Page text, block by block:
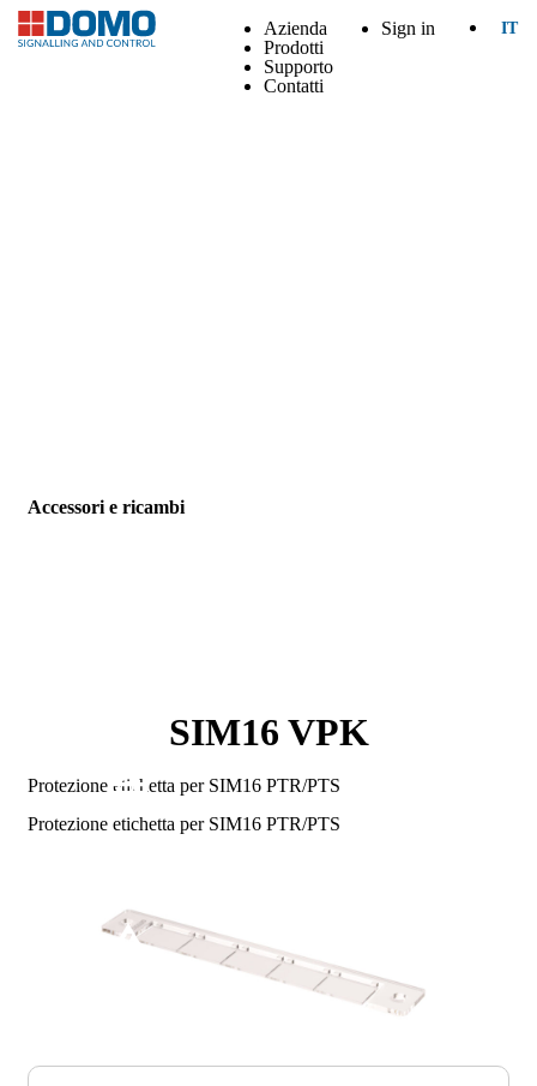
Azienda
Prodotti
Supporto
Contatti
Sign in IT
Accessori e ricambi
SIM16 VPK
Protezione etichetta per SIM16 PTR/PTS
Protezione etichetta per SIM16 PTR/PTS